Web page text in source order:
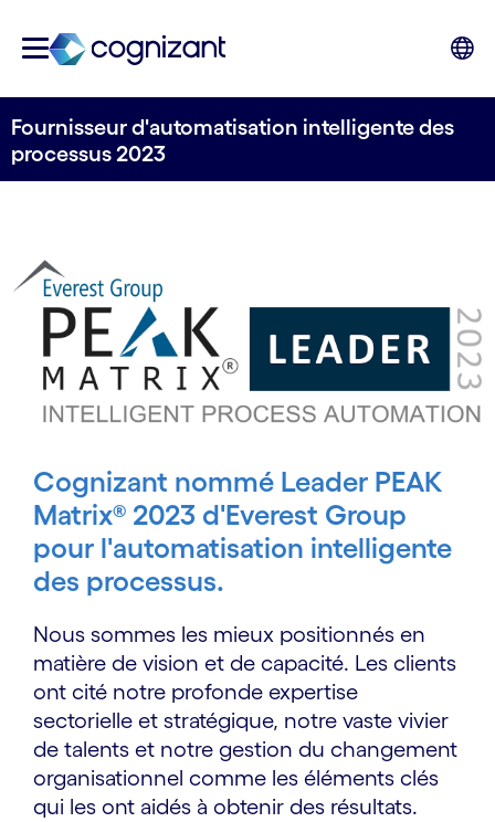
Fournisseur d'automatisation intelligente des
processus 2023
Cognizant nommé Leader PEAK
Matrix® 2023 d'Everest Group
pour l'automatisation intelligente
des processus.
Nous sommes les mieux positionnés en
matière de vision et de capacité. Les clients
ont cité notre profonde expertise
sectorielle et stratégique, notre vaste vivier
de talents et notre gestion du changement
organisationnel comme les éléments clés
qui les ont aidés à obtenir des résultats.